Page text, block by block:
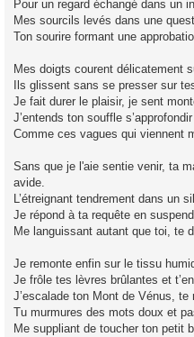
Pour un regard échangé dans un
Mes sourcils levés dans une
Ton sourire formant une
Mes doigts courent délicatement
Ils glissent sans se presser sur
Je fait durer le plaisir, je sent
J’entends ton souffle
Comme ces vagues qui viennent
Sans que je l'aie sentie venir, ta
avide.
L’étreignant tendrement dans un
Je répond à ta requête en
Me languissant autant que toi, te
Je remonte enfin sur le tissu
Je frôle tes lèvres brûlantes et
J’escalade ton Mont de Vénus, te
Tu murmures des mots doux et
Me suppliant de toucher ton petit